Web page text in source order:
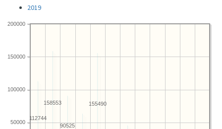
2019
50000
100000
150000
200000
155490
90525
158553
112744